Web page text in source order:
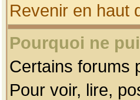
Revenir en haut
Pourquoi ne
Certains forums
Pour voir, lire,